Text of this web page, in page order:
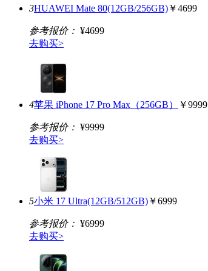
3HUAWEI Mate 80(12GB/256GB) ￥4699
参考报价： ¥4699
去购买>
4苹果 iPhone 17 Pro Max（256GB） ￥9999
参考报价： ¥9999
去购买>
5小米 17 Ultra(12GB/512GB) ￥6999
参考报价： ¥6999
去购买>